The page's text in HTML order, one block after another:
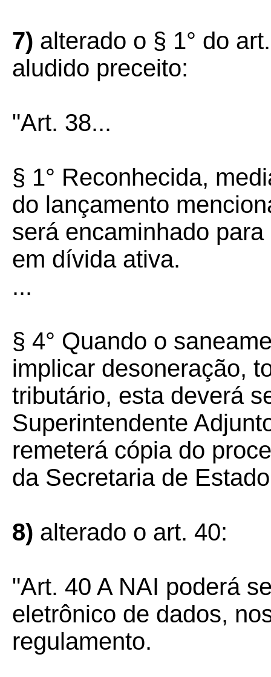
7) alterado o § 1° do
aludido preceito:
"Art. 38...
§ 1° Reconhecida,
do lançamento
será encaminhado
em dívida ativa.
...
§ 4° Quando o
implicar desoneração,
tributário, esta deverá
Superintendente
remeterá cópia do
da Secretaria de
8) alterado o art. 40:
"Art. 40 A NAI poderá
eletrônico de dados,
regulamento.